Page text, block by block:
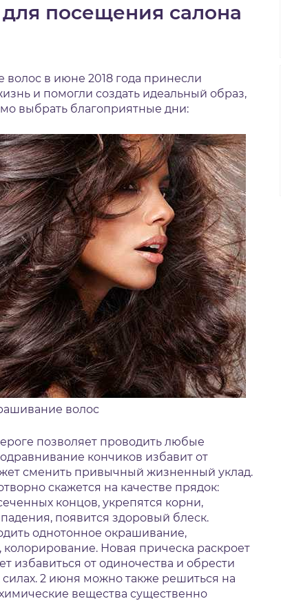
посещения салона
в июне 2018 года принесли
и помогли создать идеальный образ,
выбрать благоприятные дни:
волос
позволяет проводить любые
кончиков избавит от
сменить привычный жизненный уклад.
скажется на качестве прядок:
концов, укрепятся корни,
появится здоровый блеск.
однотонное окрашивание,
Новая прическа раскроет
избавиться от одиночества и обрести
2 июня можно также решиться на
вещества существенно